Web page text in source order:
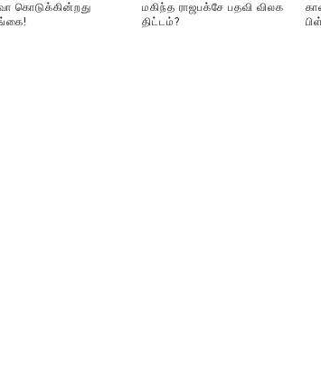
கொடுக்கின்றது
மகிந்த ராஜபக்சே பதவி விலக
திட்டம்?